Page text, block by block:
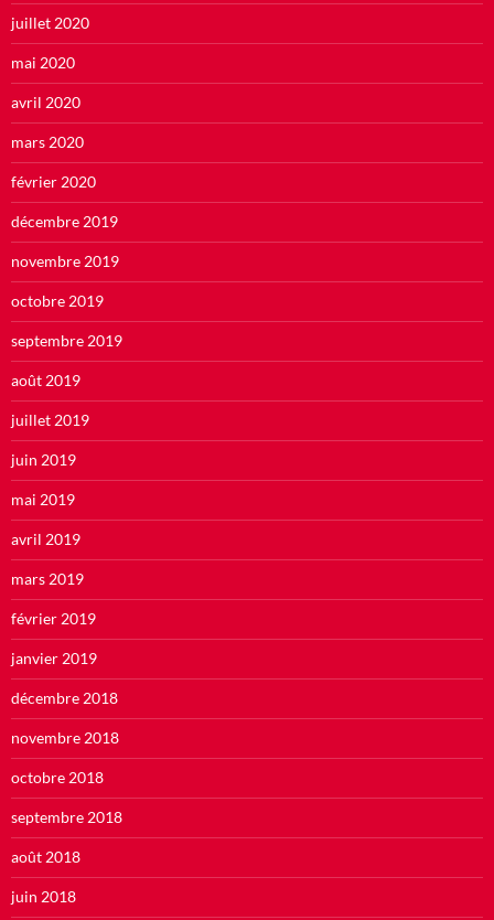
juillet 2020
mai 2020
avril 2020
mars 2020
février 2020
décembre 2019
novembre 2019
octobre 2019
septembre 2019
août 2019
juillet 2019
juin 2019
mai 2019
avril 2019
mars 2019
février 2019
janvier 2019
décembre 2018
novembre 2018
octobre 2018
septembre 2018
août 2018
juin 2018